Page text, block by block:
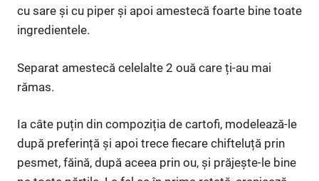
cu sare și cu piper și apoi amestecă foarte bine toate
ingredientele.
Separat amestecă celelalte 2 ouă care ți-au mai
rămas.
Ia câte puțin din compoziția de cartofi, modelează-le
după preferință și apoi trece fiecare chifteluță prin
pesmet, făină, după aceea prin ou, și prăjește-le bine